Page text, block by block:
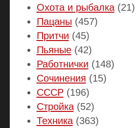
Охота и рыбалка(21)
Пацаны (457)
Притчи (45)
Пьяные(42)
Работнички (148)
Сочинения (15)
СССР(196)
Стройка(52)
Техника(363)